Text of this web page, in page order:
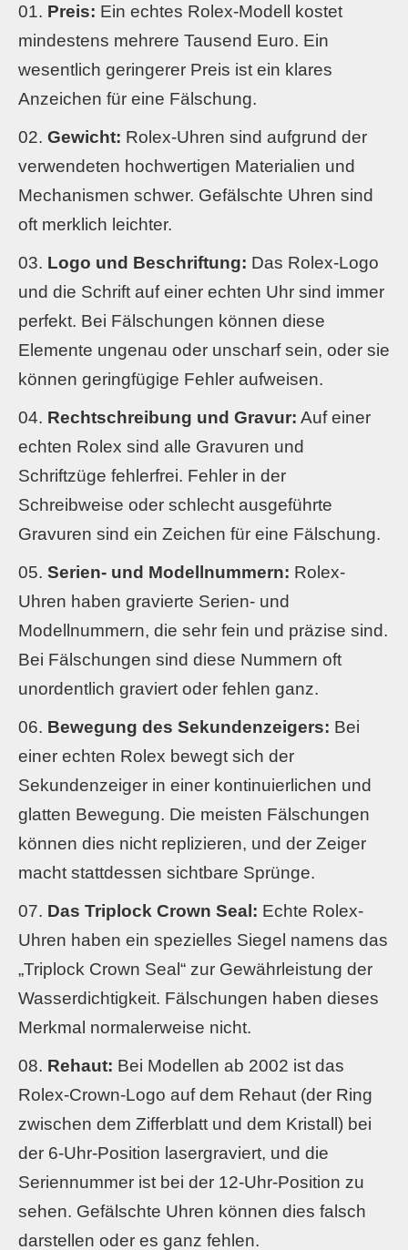
Preis: Ein echtes Rolex-Modell kostet
mindestens mehrere Tausend Euro. Ein
wesentlich geringerer Preis ist ein klares
Anzeichen für eine Fälschung.
Gewicht: Rolex-Uhren sind aufgrund der
verwendeten hochwertigen Materialien und
Mechanismen schwer. Gefälschte Uhren sind
oft merklich leichter.
Logo und Beschriftung: Das Rolex-Logo
und die Schrift auf einer echten Uhr sind immer
perfekt. Bei Fälschungen können diese
Elemente ungenau oder unscharf sein, oder sie
können geringfügige Fehler aufweisen.
Rechtschreibung und Gravur: Auf einer
echten Rolex sind alle Gravuren und
Schriftzüge fehlerfrei. Fehler in der
Schreibweise oder schlecht ausgeführte
Gravuren sind ein Zeichen für eine Fälschung.
Serien- und Modellnummern: Rolex-
Uhren haben gravierte Serien- und
Modellnummern, die sehr fein und präzise sind.
Bei Fälschungen sind diese Nummern oft
unordentlich graviert oder fehlen ganz.
Bewegung des Sekundenzeigers: Bei
einer echten Rolex bewegt sich der
Sekundenzeiger in einer kontinuierlichen und
glatten Bewegung. Die meisten Fälschungen
können dies nicht replizieren, und der Zeiger
macht stattdessen sichtbare Sprünge.
Das Triplock Crown Seal: Echte Rolex-
Uhren haben ein spezielles Siegel namens das
„Triplock Crown Seal“ zur Gewährleistung der
Wasserdichtigkeit. Fälschungen haben dieses
Merkmal normalerweise nicht.
Rehaut: Bei Modellen ab 2002 ist das
Rolex-Crown-Logo auf dem Rehaut (der Ring
zwischen dem Zifferblatt und dem Kristall) bei
der 6-Uhr-Position lasergraviert, und die
Seriennummer ist bei der 12-Uhr-Position zu
sehen. Gefälschte Uhren können dies falsch
darstellen oder es ganz fehlen.